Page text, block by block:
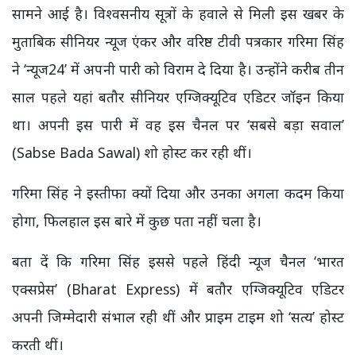
सामने आई है। विश्वसनीय सूत्रों के हवाले से मिली इस खबर के
मुताबिक सीनियर न्यूज एंकर और वरिष्ठ टीवी पत्रकार गरिमा सिंह
ने ‘न्यूज24’ में अपनी पारी को विराम दे दिया है। उन्होंने करीब तीन
साल पहले यहां बतौर सीनियर एग्जिक्यूटिव एडिटर जॉइन किया
था। अपनी इस पारी में वह इस चैनल पर ‘सबसे बड़ा सवाल’
(Sabse Bada Sawal) शो होस्ट कर रही थीं।
गरिमा सिंह ने इस्तीफा क्यों दिया और उनका अगला कदम किया
होगा, फिलहाल इस बारे में कुछ पता नहीं चला है।
बता दें कि गरिमा सिंह इससे पहले हिंदी न्यूज चैनल ‘भारत
एक्सप्रेस’ (Bharat Express) में बतौर एग्जिक्यूटिव एडिटर
अपनी जिम्मेदारी संभाल रही थीं और प्राइम टाइम शो ‘सत्य’ होस्ट
करती थीं।